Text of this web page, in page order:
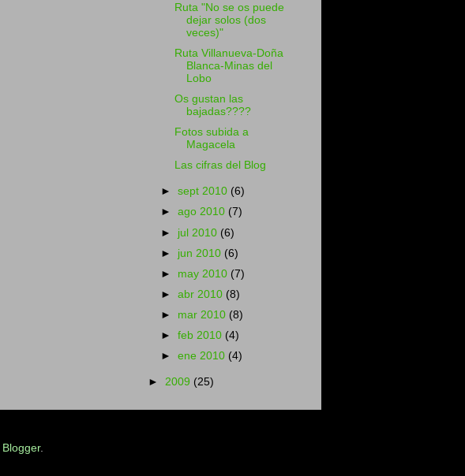
Ruta "No se os puede
dejar solos (dos
veces)"
Ruta Villanueva-Doña
Blanca-Minas del
Lobo
Os gustan las
bajadas????
Fotos subida a
Magacela
Las cifras del Blog
►sept 2010 (6)
►ago 2010 (7)
► jul 2010 (6)
► jun 2010 (6)
► may 2010 (7)
►abr 2010 (8)
► mar 2010 (8)
►feb 2010 (4)
►ene 2010 (4)
► 2009 (25)
Blogger.